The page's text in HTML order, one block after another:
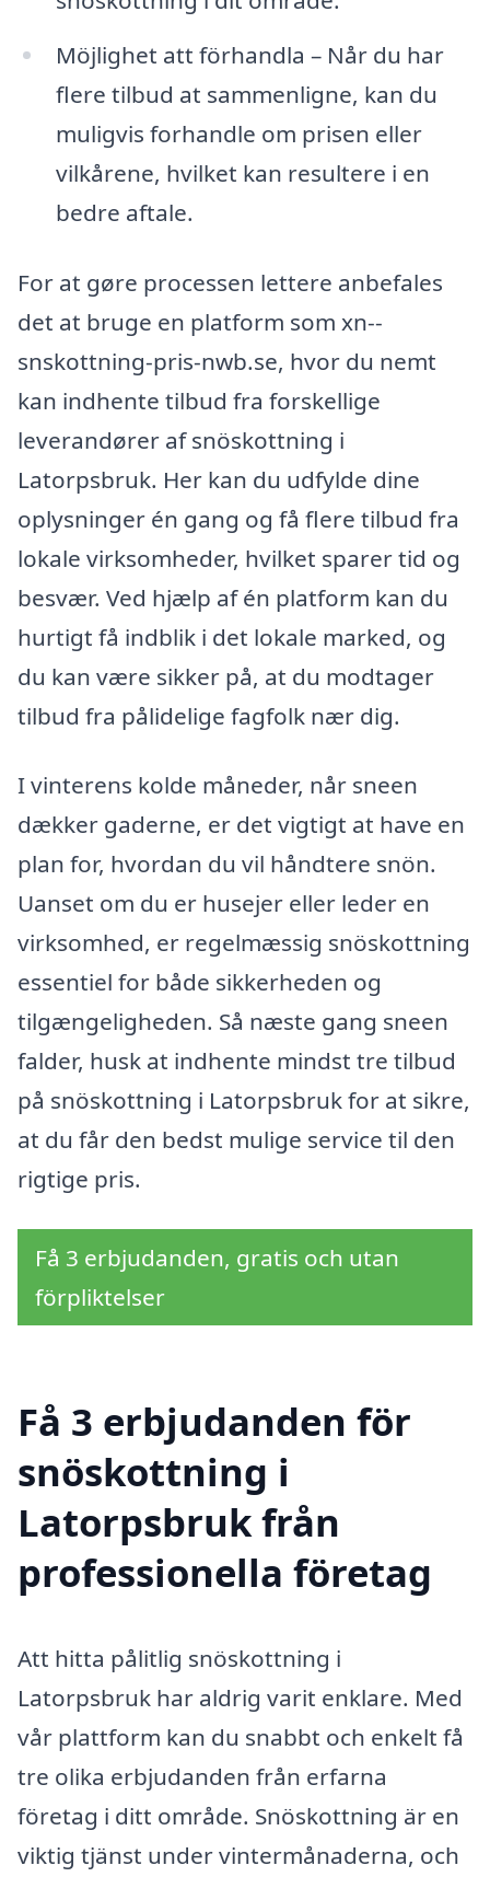
Möjlighet att förhandla – Når du har
flere tilbud at sammenligne, kan du
muligvis forhandle om prisen eller
vilkårene, hvilket kan resultere i en
bedre aftale.
For at gøre processen lettere anbefales
det at bruge en platform som xn--
snskottning-pris-nwb.se, hvor du nemt
kan indhente tilbud fra forskellige
leverandører af snöskottning i
Latorpsbruk. Her kan du udfylde dine
oplysninger én gang og få flere tilbud fra
lokale virksomheder, hvilket sparer tid og
besvær. Ved hjælp af én platform kan du
hurtigt få indblik i det lokale marked, og
du kan være sikker på, at du modtager
tilbud fra pålidelige fagfolk nær dig.
I vinterens kolde måneder, når sneen
dækker gaderne, er det vigtigt at have en
plan for, hvordan du vil håndtere snön.
Uanset om du er husejer eller leder en
virksomhed, er regelmæssig snöskottning
essentiel for både sikkerheden og
tilgængeligheden. Så næste gang sneen
falder, husk at indhente mindst tre tilbud
på snöskottning i Latorpsbruk for at sikre,
at du får den bedst mulige service til den
rigtige pris.
Få 3 erbjudanden, gratis och utan
förpliktelser
Få 3 erbjudanden för
snöskottning i
Latorpsbruk från
professionella företag
Att hitta pålitlig snöskottning i
Latorpsbruk har aldrig varit enklare. Med
vår plattform kan du snabbt och enkelt få
tre olika erbjudanden från erfarna
företag i ditt område. Snöskottning är en
viktig tjänst under vintermånaderna, och